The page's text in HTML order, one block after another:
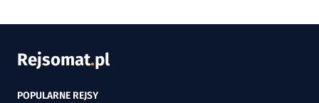
Rejsomat.pl
POPULARNE REJSY